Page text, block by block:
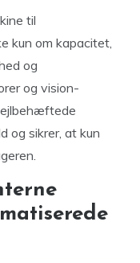
til
kun om kapacitet,
og
og vision-
og sikrer, at kun